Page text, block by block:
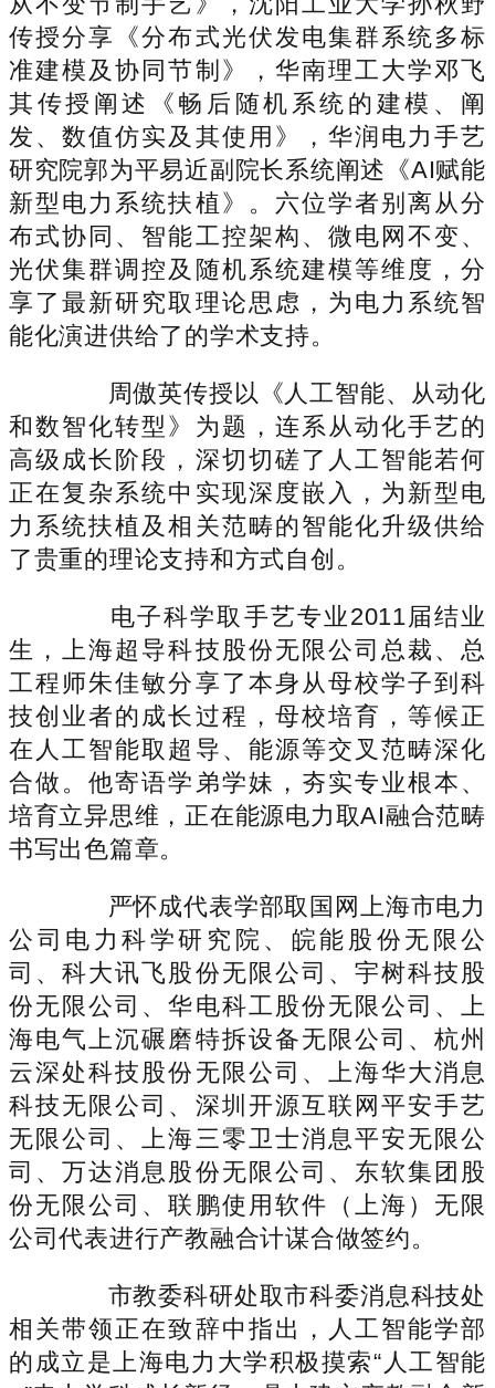
传授分享《分布式光伏发电集群系统多标
准建模及协同节制》，华南理工大学邓飞
其传授阐述《畅后随机系统的建模、阐
发、数值仿实及其使用》，华润电力手艺
研究院郭为平易近副院长系统阐述《AI赋能
新型电力系统扶植》。六位学者别离从分
布式协同、智能工控架构、微电网不变、
光伏集群调控及随机系统建模等维度，分
享了最新研究取理论思虑，为电力系统智
能化演进供给了的学术支持。
周傲英传授以《人工智能、从动化
和数智化转型》为题，连系从动化手艺的
高级成长阶段，深切切磋了人工智能若何
正在复杂系统中实现深度嵌入，为新型电
力系统扶植及相关范畴的智能化升级供给
了贵重的理论支持和方式自创。
电子科学取手艺专业2011届结业
生，上海超导科技股份无限公司总裁、总
工程师朱佳敏分享了本身从母校学子到科
技创业者的成长过程，母校培育，等候正
在人工智能取超导、能源等交叉范畴深化
合做。他寄语学弟学妹，夯实专业根本、
培育立异思维，正在能源电力取AI融合范畴
书写出色篇章。
严怀成代表学部取国网上海市电力
公司电力科学研究院、皖能股份无限公
司、科大讯飞股份无限公司、宇树科技股
份无限公司、华电科工股份无限公司、上
海电气上沉碾磨特拆设备无限公司、杭州
云深处科技股份无限公司、上海华大消息
科技无限公司、深圳开源互联网平安手艺
无限公司、上海三零卫士消息平安无限公
司、万达消息股份无限公司、东软集团股
份无限公司、联鹏使用软件（上海）无限
公司代表进行产教融合计谋合做签约。
市教委科研处取市科委消息科技处
相关带领正在致辞中指出，人工智能学部
的成立是上海电力大学积极摸索“人工智能